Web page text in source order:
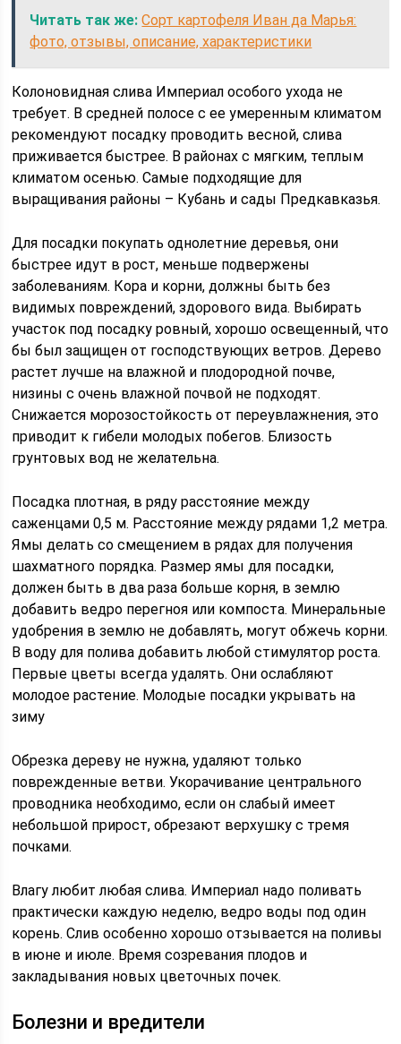
Читать так же: Сорт картофеля Иван да Марья:
фото, отзывы, описание, характеристики
Колоновидная слива Империал особого ухода не
требует. В средней полосе с ее умеренным климатом
рекомендуют посадку проводить весной, слива
приживается быстрее. В районах с мягким, теплым
климатом осенью. Самые подходящие для
выращивания районы – Кубань и сады Предкавказья.
Для посадки покупать однолетние деревья, они
быстрее идут в рост, меньше подвержены
заболеваниям. Кора и корни, должны быть без
видимых повреждений, здорового вида. Выбирать
участок под посадку ровный, хорошо освещенный, что
бы был защищен от господствующих ветров. Дерево
растет лучше на влажной и плодородной почве,
низины с очень влажной почвой не подходят.
Снижается морозостойкость от переувлажнения, это
приводит к гибели молодых побегов. Близость
грунтовых вод не желательна.
Посадка плотная, в ряду расстояние между
саженцами 0,5 м. Расстояние между рядами 1,2 метра.
Ямы делать со смещением в рядах для получения
шахматного порядка. Размер ямы для посадки,
должен быть в два раза больше корня, в землю
добавить ведро перегноя или компоста. Минеральные
удобрения в землю не добавлять, могут обжечь корни.
В воду для полива добавить любой стимулятор роста.
Первые цветы всегда удалять. Они ослабляют
молодое растение. Молодые посадки укрывать на
зиму
Обрезка дереву не нужна, удаляют только
поврежденные ветви. Укорачивание центрального
проводника необходимо, если он слабый имеет
небольшой прирост, обрезают верхушку с тремя
почками.
Влагу любит любая слива. Империал надо поливать
практически каждую неделю, ведро воды под один
корень. Слив особенно хорошо отзывается на поливы
в июне и июле. Время созревания плодов и
закладывания новых цветочных почек.
Болезни и вредители